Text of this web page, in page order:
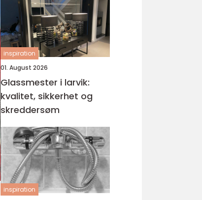
inspiration
01. August 2026
Glassmester i larvik:
kvalitet, sikkerhet og
skreddersøm
inspiration